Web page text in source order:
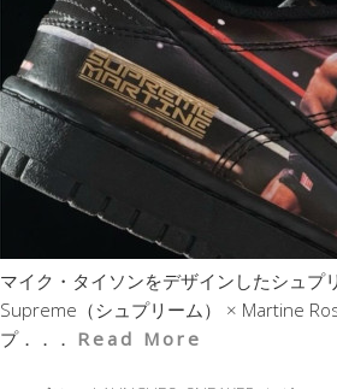
マイク・タイソンをデザインしたシュプ
Supreme（シュプリーム） × Martine
プ．．． Read More